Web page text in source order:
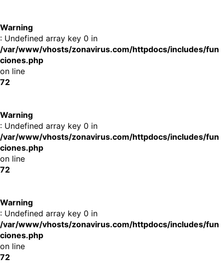
Warning
: Undefined array key 0 in
/var/www/vhosts/zonavirus.com/httpdocs/includes/fun
ciones.php
on line
72
Warning
: Undefined array key 0 in
/var/www/vhosts/zonavirus.com/httpdocs/includes/fun
ciones.php
on line
72
Warning
: Undefined array key 0 in
/var/www/vhosts/zonavirus.com/httpdocs/includes/fun
ciones.php
on line
72